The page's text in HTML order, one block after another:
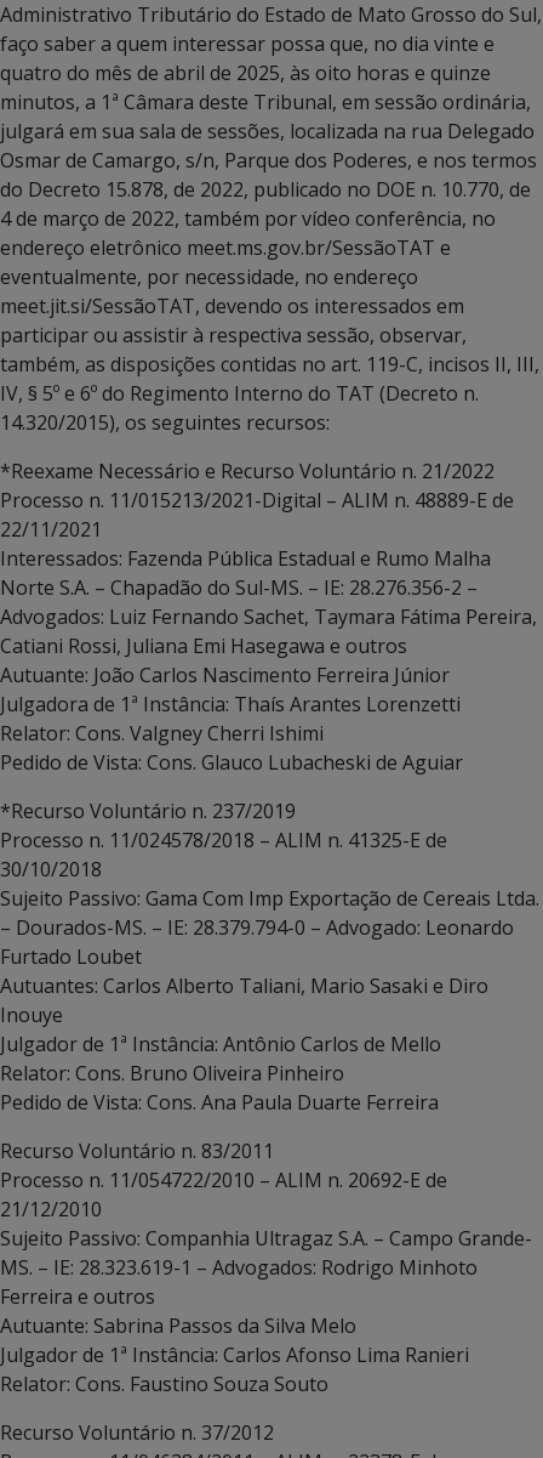
Administrativo Tributário do Estado de Mato Grosso do Sul,
faço saber a quem interessar possa que, no dia vinte e
quatro do mês de abril de 2025, às oito horas e quinze
minutos, a 1ª Câmara deste Tribunal, em sessão ordinária,
julgará em sua sala de sessões, localizada na rua Delegado
Osmar de Camargo, s/n, Parque dos Poderes, e nos termos
do Decreto 15.878, de 2022, publicado no DOE n. 10.770, de
4 de março de 2022, também por vídeo conferência, no
endereço eletrônico meet.ms.gov.br/SessãoTAT e
eventualmente, por necessidade, no endereço
meet.jit.si/SessãoTAT, devendo os interessados em
participar ou assistir à respectiva sessão, observar,
também, as disposições contidas no art. 119-C, incisos II, III,
IV, § 5º e 6º do Regimento Interno do TAT (Decreto n.
14.320/2015), os seguintes recursos:
*Reexame Necessário e Recurso Voluntário n. 21/2022
Processo n. 11/015213/2021-Digital – ALIM n. 48889-E de
22/11/2021
Interessados: Fazenda Pública Estadual e Rumo Malha
Norte S.A. – Chapadão do Sul-MS. – IE: 28.276.356-2 –
Advogados: Luiz Fernando Sachet, Taymara Fátima Pereira,
Catiani Rossi, Juliana Emi Hasegawa e outros
Autuante: João Carlos Nascimento Ferreira Júnior
Julgadora de 1ª Instância: Thaís Arantes Lorenzetti
Relator: Cons. Valgney Cherri Ishimi
Pedido de Vista: Cons. Glauco Lubacheski de Aguiar
*Recurso Voluntário n. 237/2019
Processo n. 11/024578/2018 – ALIM n. 41325-E de
30/10/2018
Sujeito Passivo: Gama Com Imp Exportação de Cereais Ltda.
– Dourados-MS. – IE: 28.379.794-0 – Advogado: Leonardo
Furtado Loubet
Autuantes: Carlos Alberto Taliani, Mario Sasaki e Diro
Inouye
Julgador de 1ª Instância: Antônio Carlos de Mello
Relator: Cons. Bruno Oliveira Pinheiro
Pedido de Vista: Cons. Ana Paula Duarte Ferreira
Recurso Voluntário n. 83/2011
Processo n. 11/054722/2010 – ALIM n. 20692-E de
21/12/2010
Sujeito Passivo: Companhia Ultragaz S.A. – Campo Grande-
MS. – IE: 28.323.619-1 – Advogados: Rodrigo Minhoto
Ferreira e outros
Autuante: Sabrina Passos da Silva Melo
Julgador de 1ª Instância: Carlos Afonso Lima Ranieri
Relator: Cons. Faustino Souza Souto
Recurso Voluntário n. 37/2012